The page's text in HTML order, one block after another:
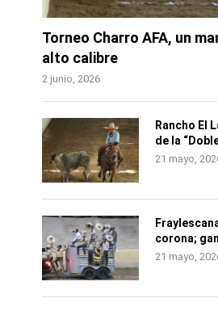
Torneo Charro AFA, un
alto calibre
2 junio, 2026
Rancho El
de la
21 mayo,
corona;
21 mayo,